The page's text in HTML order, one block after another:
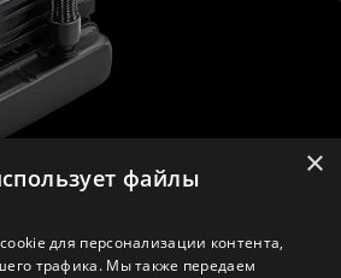
×
файлы
для персонализации контента,
трафика. Мы также передаем